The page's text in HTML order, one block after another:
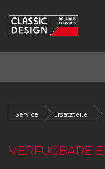
Service Ersatzteile
VERFÜGBARE